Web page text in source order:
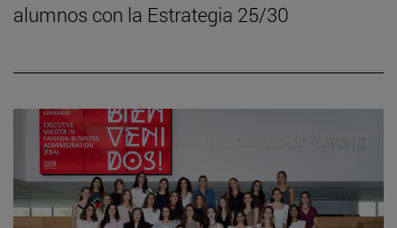
alumnos con la Estrategia 25/30